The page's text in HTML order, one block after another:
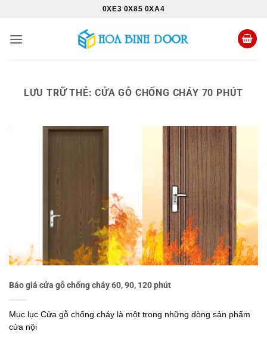
nội
0XE3 0X85 0XA4
LƯU TRỮ THẺ:CỬA GỖ CHỐNG CHÁY 70 PHÚT
Báo giá cửa gỗ chống cháy 60, 90, 120 phút
Mục lục Cửa gỗ chống cháy là một trong những dòng sản phẩm
cửa nội